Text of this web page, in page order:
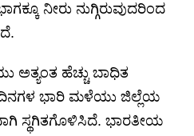
ನೀರು ನುಗ್ಗಿರುವುದರಿಂದ
ಅತ್ಯಂತ ಹೆಚ್ಚು ಬಾಧಿತ
ದಿನಗಳ ಭಾರಿ ಮಳೆಯು ಜಿಲ್ಲೆಯ
ಸ್ಥಗಿತಗೊಳಿಸಿದೆ. ಭಾರತೀಯ